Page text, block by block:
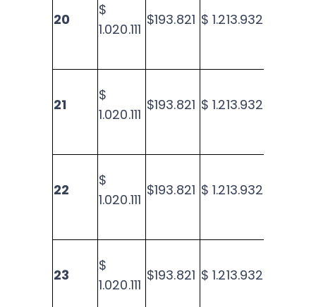
20
$
1.020.111
$193.821 $ 1.213.932
21
$
1.020.111
$193.821 $ 1.213.932
22
$
1.020.111
$193.821 $ 1.213.932
23
$
1.020.111
$193.821 $ 1.213.932